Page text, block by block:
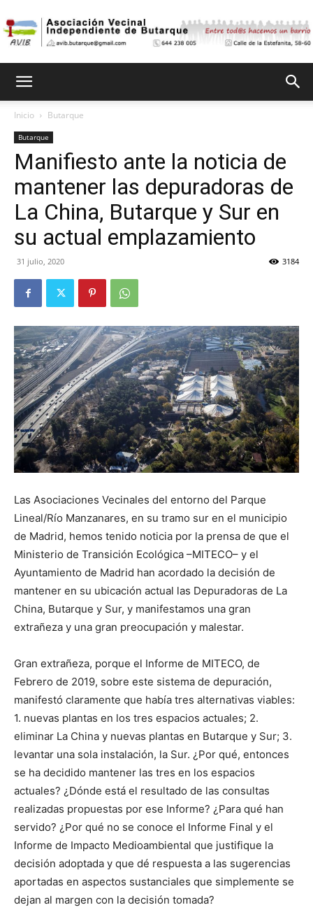
Independiente
Butarque
Inicio Butarque
Butarque
Manifiesto ante la noticia de
mantener las depuradoras de
La China, Butarque y Sur en
su actual emplazamiento
31 julio, 2020 3184
Las Asociaciones Vecinales del entorno del Parque
Lineal/Río Manzanares, en su tramo sur en el municipio
de Madrid, hemos tenido noticia por la prensa de que el
Ministerio de Transición Ecológica –MITECO– y el
Ayuntamiento de Madrid han acordado la decisión de
mantener en su ubicación actual las Depuradoras de La
China, Butarque y Sur, y manifestamos una gran
extrañeza y una gran preocupación y malestar.
Gran extrañeza, porque el Informe de MITECO, de
Febrero de 2019, sobre este sistema de depuración,
manifestó claramente que había tres alternativas viables:
1. nuevas plantas en los tres espacios actuales; 2.
eliminar La China y nuevas plantas en Butarque y Sur; 3.
levantar una sola instalación, la Sur. ¿Por qué, entonces
se ha decidido mantener las tres en los espacios
actuales? ¿Dónde está el resultado de las consultas
realizadas propuestas por ese Informe? ¿Para qué han
servido? ¿Por qué no se conoce el Informe Final y el
Informe de Impacto Medioambiental que justifique la
decisión adoptada y que dé respuesta a las sugerencias
aportadas en aspectos sustanciales que simplemente se
dejan al margen con la decisión tomada?